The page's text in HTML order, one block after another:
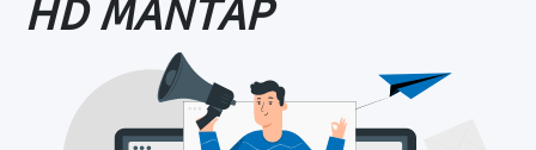
HD MANTAP